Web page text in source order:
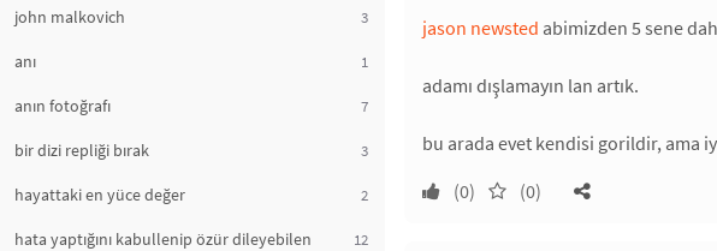
john malkovich 3
anı 1
anın fotoğrafı 7
bir dizi repliği bırak 3
hayattaki en yüce değer 2
hata yaptığını kabullenip özür dileyebilen
12
jason newsted abimizden 5 sene
adamı dışlamayın lan artık.
bu arada evet kendisi gorildir, ama
(0)
(0)